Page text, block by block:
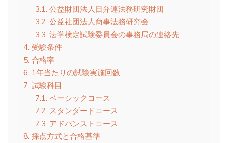
3.1. 公益財団法人日弁連法務研究財団
3.2. 公益社団法人商事法務研究会
3.3. 法学検定試験委員会の事務局の連絡先
4. 受験条件
5. 合格率
6. 1年当たりの試験実施回数
7. 試験科目
7.1. ベーシックコース
7.2. スタンダードコース
7.3. アドバンストコース
8. 採点方式と合格基準